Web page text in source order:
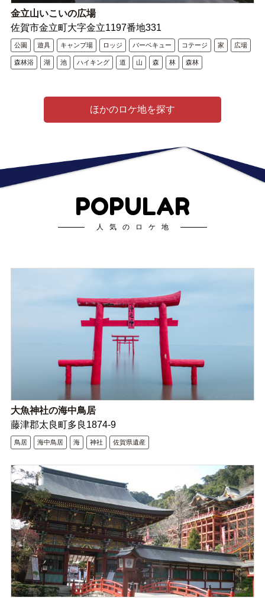
金立山いこいの広場
佐賀市金立町大字金立1197番地331
公園 遊具 キャンプ場 ロッジ バーベキュー コテージ 家 広場
森林浴 湖 池 ハイキング 道 山 森 林 森林
ほかのロケ地を探す
POPULAR
人気のロケ地
大魚神社の海中鳥居
藤津郡太良町多良1874-9
鳥居 海中鳥居 海 神社 佐賀県遺産